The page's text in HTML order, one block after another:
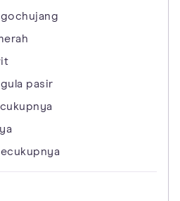
pasir